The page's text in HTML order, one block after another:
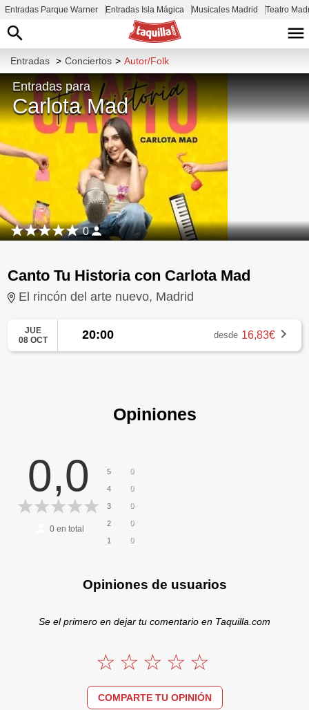
Entradas Parque Warner Entradas Isla Mágica Musicales Madrid Teatro
Entradas > Conciertos > Autor/Folk
Entradas para
Carlota Mad
0
Canto Tu Historia con Carlota Mad
El rincón del arte nuevo, Madrid
JUE
08 OCT
20:00 desde 16,83€
Opiniones
0,0
0en total
5 0
4 0
3 0
2 0
1 0
Opiniones de usuarios
Se el primero en dejar tu comentario en Taquilla.com
COMPARTE TU OPINIÓN